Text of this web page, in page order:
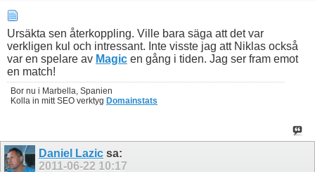
Ursäkta sen återkoppling. Ville bara säga att det var
verkligen kul och intressant. Inte visste jag att Niklas också
var en spelare av Magic en gång i tiden. Jag ser fram emot
en match!
Bor nu i Marbella, Spanien
Kolla in mitt SEO verktyg Domainstats
Daniel Lazic sa:
2011-06-22 10:17